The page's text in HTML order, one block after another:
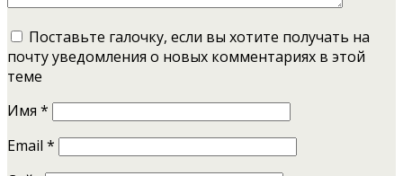
Поставьте галочку, если вы хотите получать на
почту уведомления о новых комментариях в этой
теме
Имя *
Email *